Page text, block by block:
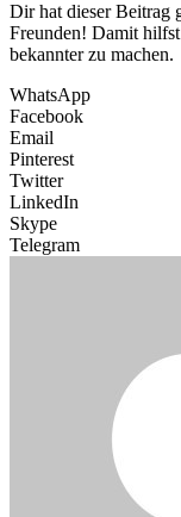
Dir hat dieser Beitrag
Freunden! Damit
bekannter zu machen.
WhatsApp
Facebook
Email
Pinterest
Twitter
LinkedIn
Skype
Telegram